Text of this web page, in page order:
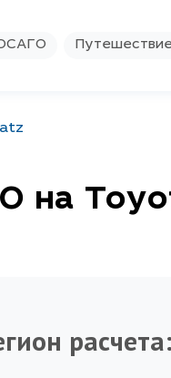
Путешествие
на
расчета: